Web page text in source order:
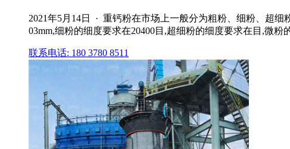
2021年5月14日 · 重钙粉在市场上一般分为粗粉、细粉、超
03mm,细粉的细度要求在20400目,超细粉的细度要求在目,微粉
联系电话: 180 3780 8511